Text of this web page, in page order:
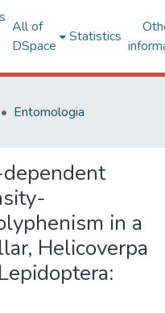
All of
DSpace
Statistics
Entomologia
in a
Helicoverpa